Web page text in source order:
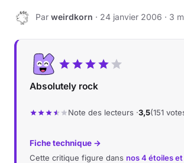
W Par weirdkorn · 24 janvier 2006 · 3
Absolutely rock
Note des lecteurs ·3,5(151
Fiche technique →
Cette critique figure dans nos 4 étoiles